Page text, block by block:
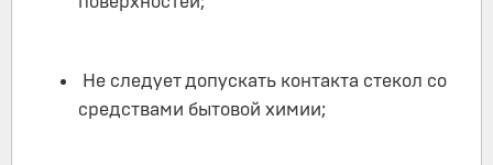
Не следует допускать контакта стекол со
средствами бытовой химии;